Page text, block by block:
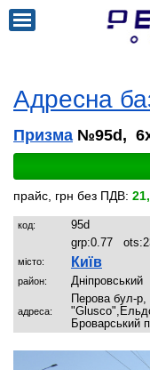
Адресна
Призма №95d,
прайс, грн без ПДВ:
код:
95d
grp:0.77 ots:
місто: Київ
район: Дніпровський
адреса:
Перова бул-
Броварський